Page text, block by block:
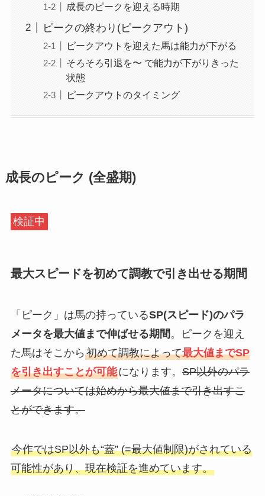
成長のピークを迎える時期
ピークの終わり(ピークアウト)
ピークアウトを迎えた馬は能力が下がる
そろそろ引退を〜 で能力が下がりきった
状態
ピークアウトのタイミング
成長のピーク (全盛期)
検証中
最大スピードを初めて調教で引き出せる期間
「ピーク」は馬の持っているSP(スピード)のパラ
メータを最大値まで伸ばせる期間 。ピークを迎え
た馬はそこから 初めて調教によって最大値までSP
を引き出すことが可能になります。 SP以外のパラ
メータについては始めから最大値まで引き出すこ
とができます。
今作ではSP以外も“蓋” (=最大値制限)がされている
可能性があり、現在検証を進めています。